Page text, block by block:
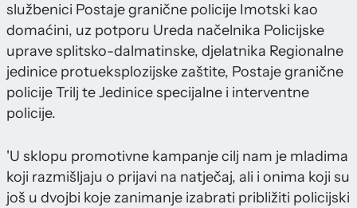
službenici Postaje granične policije Imotski kao
domaćini, uz potporu Ureda načelnika Policijske
uprave splitsko-dalmatinske, djelatnika Regionalne
jedinice protueksplozijske zaštite, Postaje granične
policije Trilj te Jedinice specijalne i interventne
policije.
'U sklopu promotivne kampanje cilj nam je mladima
koji razmišljaju o prijavi na natječaj, ali i onima koji su
još u dvojbi koje zanimanje izabrati približiti policijski